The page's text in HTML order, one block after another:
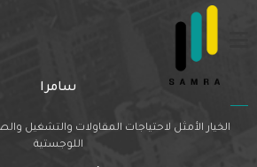
Nothing Found
you’re looking for. Perhaps searching can help.
سامرا
الخيار الأمثل لاحتياجات المقاولات والتشغيل
اللوجستية